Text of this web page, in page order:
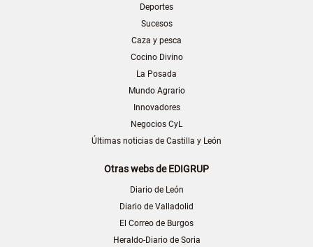
Deportes
Sucesos
Caza y pesca
Cocino Divino
La Posada
Mundo Agrario
Innovadores
Negocios CyL
Últimas noticias de Castilla y León
Otras webs de EDIGRUP
Diario de León
Diario de Valladolid
El Correo de Burgos
Heraldo-Diario de Soria